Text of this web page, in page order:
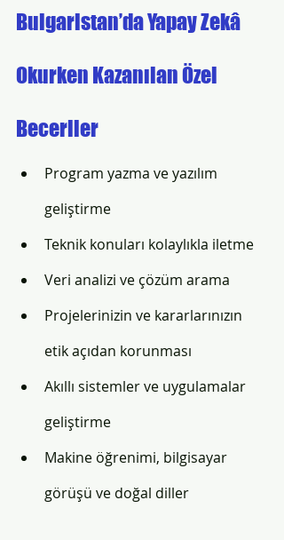
Bulgaristan’da Yapay Zekâ
Okurken Kazanılan Özel
Beceriler
Program yazma ve yazılım
geliştirme
Teknik konuları kolaylıkla iletme
Veri analizi ve çözüm arama
Projelerinizin ve kararlarınızın
etik açıdan korunması
Akıllı sistemler ve uygulamalar
geliştirme
Makine öğrenimi, bilgisayar
görüşü ve doğal diller